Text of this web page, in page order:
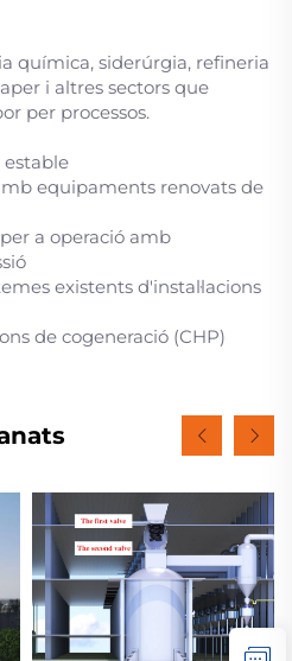
química, siderúrgia, refineria
i altres sectors que
per processos.
estable
equipaments renovats de
a operació amb
existents d'instal·lacions
de cogeneració (CHP)